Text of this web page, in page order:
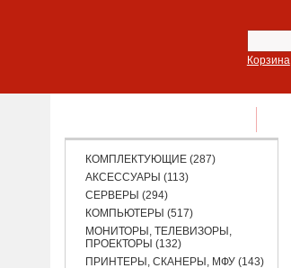
Корзина
КОМПЛЕКТУЮЩИЕ (287)
АКСЕССУАРЫ (113)
СЕРВЕРЫ (294)
КОМПЬЮТЕРЫ (517)
МОНИТОРЫ, ТЕЛЕВИЗОРЫ,
ПРОЕКТОРЫ (132)
ПРИНТЕРЫ, СКАНЕРЫ, МФУ (143)